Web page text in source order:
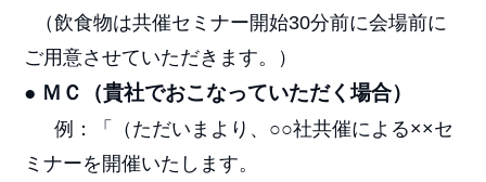
（飲食物は共催セミナー開始30分前に会場前に
ご用意させていただきます。）
● ＭＣ（貴社でおこなっていただく場合）
例：「（ただいまより、○○社共催による××セ
ミナーを開催いたします。